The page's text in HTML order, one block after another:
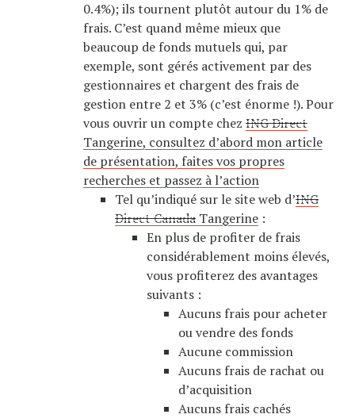
0.4%); ils tournent plutôt autour du 1% de
frais. C’est quand même mieux que
beaucoup de fonds mutuels qui, par
exemple, sont gérés activement par des
gestionnaires et chargent des frais de
gestion entre 2 et 3% (c’est énorme !). Pour
vous ouvrir un compte chez ING Direct
Tangerine, consultez d’abord mon article
de présentation, faites vos propres
recherches et passez à l’action
Tel qu’indiqué sur le site web d’ING
Direct Canada Tangerine :
En plus de profiter de frais
considérablement moins élevés,
vous profiterez des avantages
suivants :
Aucuns frais pour acheter
ou vendre des fonds
Aucune commission
Aucuns frais de rachat ou
d’acquisition
Aucuns frais cachés